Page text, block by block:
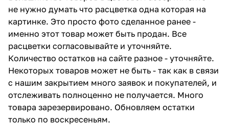
не нужно думать что расцветка одна которая на
картинке. Это просто фото сделанное ранее -
именно этот товар может быть продан. Все
расцветки согласовывайте и уточняйте.
Количество остатков на сайте разное - уточняйте.
Некоторых товаров может не быть - так как в связи
с нашим закрытием много заявок и покупателей, и
отслеживать полноценно не получается. Много
товара зарезервировано. Обновляем остатки
только по воскресеньям.